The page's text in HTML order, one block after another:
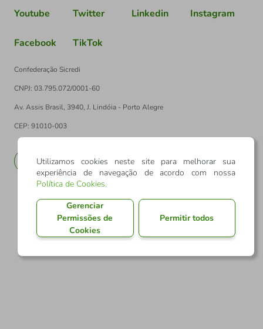
Youtube Twitter Linkedin Instagram
Facebook TikTok
Confederação Sicredi
CNPJ: 03.795.072/0001-60
Av. Assis Brasil, 3940, J. Lindóia - Porto Alegre
CEP: 91010-003
EN
Utilizamos cookies neste site para melhorar sua
experiência de navegação de acordo com nossa
Política de Cookies.
Gerenciar
Permissões de
Cookies
Permitir todos